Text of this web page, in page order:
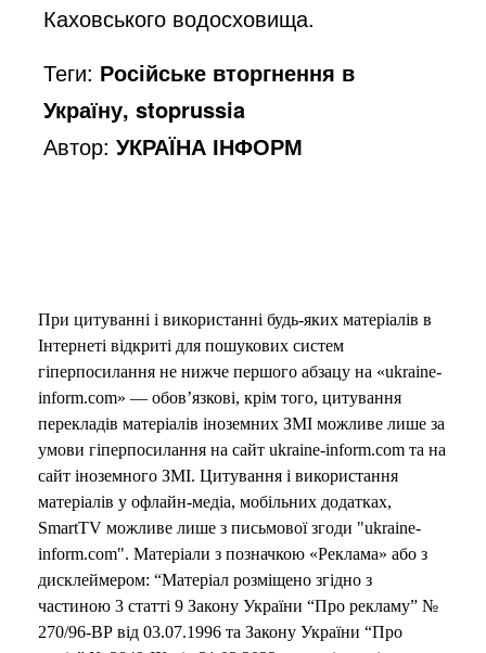
Каховського водосховища.
Теги: Російське вторгнення в
Україну, stoprussia
Автор:УКРАЇНА ІНФОРМ
При цитуванні і використанні будь-яких матеріалів в
Інтернеті відкриті для пошукових систем
гіперпосилання не нижче першого абзацу на «ukraine-
inform.com» — обов’язкові, крім того, цитування
перекладів матеріалів іноземних ЗМІ можливе лише за
умови гіперпосилання на сайт ukraine-inform.com та на
сайт іноземного ЗМІ. Цитування і використання
матеріалів у офлайн-медіа, мобільних додатках,
SmartTV можливе лише з письмової згоди "ukraine-
inform.com". Матеріали з позначкою «Реклама» або з
дисклеймером: “Матеріал розміщено згідно з
частиною 3 статті 9 Закону України “Про рекламу” №
270/96-ВР від 03.07.1996 та Закону України “Про